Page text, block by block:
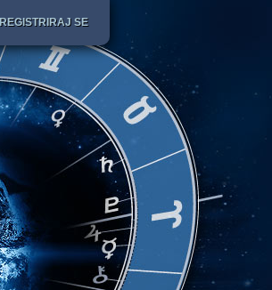
REGISTRIRAJ SE